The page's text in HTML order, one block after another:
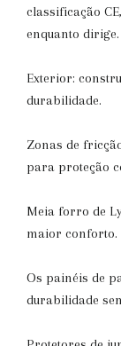
classificação
enquanto
Exterior:
durabilidade.
Zonas de
para proteção
Meia forro de
maior conforto.
Os painéis de
durabilidade